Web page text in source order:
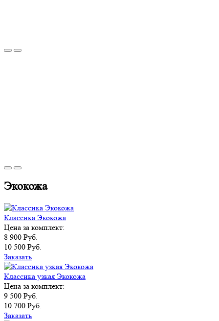
Экокожа
Классика Экокожа
Цена за комплект:
8 900 Руб.
10 500 Руб.
Заказать
Классика узкая Экокожа
Цена за комплект:
9 500 Руб.
10 700 Руб.
Заказать